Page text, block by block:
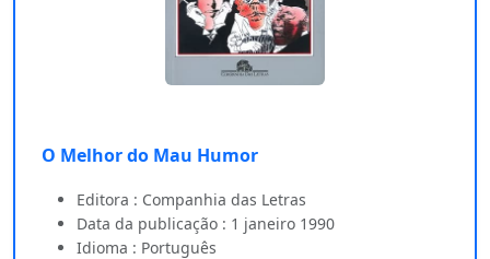
O Melhor do Mau Humor
Editora : Companhia das Letras
Data da publicação : 1 janeiro 1990
Idioma : Português